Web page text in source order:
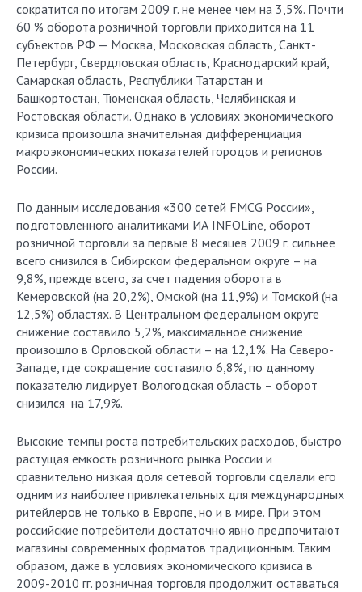
сократится по итогам 2009 г. не менее чем на 3,5%. Почти
60 % оборота розничной торговли приходится на 11
субъектов РФ — Москва, Московская область, Санкт-
Петербург, Свердловская область, Краснодарский край,
Самарская область, Республики Татарстан и
Башкортостан, Тюменская область, Челябинская и
Ростовская области. Однако в условиях экономического
кризиса произошла значительная дифференциация
макроэкономических показателей городов и регионов
России.
По данным исследования «300 сетей FMCG России»,
подготовленного аналитиками ИА INFOLine, оборот
розничной торговли за первые 8 месяцев 2009 г. сильнее
всего снизился в Сибирском федеральном округе – на
9,8%, прежде всего, за счет падения оборота в
Кемеровской (на 20,2%), Омской (на 11,9%) и Томской (на
12,5%) областях. В Центральном федеральном округе
снижение составило 5,2%, максимальное снижение
произошло в Орловской области – на 12,1%. На Северо-
Западе, где сокращение составило 6,8%, по данному
показателю лидирует Вологодская область – оборот
снизился на 17,9%.
Высокие темпы роста потребительских расходов, быстро
растущая емкость розничного рынка России и
сравнительно низкая доля сетевой торговли сделали его
одним из наиболее привлекательных для международных
ритейлеров не только в Европе, но и в мире. При этом
российские потребители достаточно явно предпочитают
магазины современных форматов традиционным. Таким
образом, даже в условиях экономического кризиса в
2009-2010 гг. розничная торговля продолжит оставаться